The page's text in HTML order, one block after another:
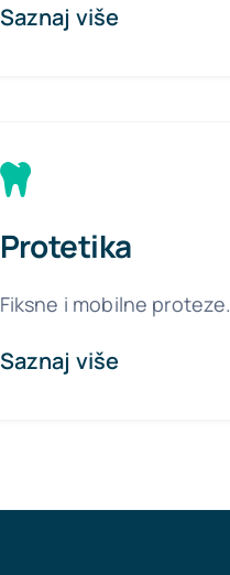
Saznaj više
Protetika
Fiksne i mobilne proteze.
Saznaj više